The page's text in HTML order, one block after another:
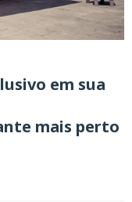
em sua
mais perto